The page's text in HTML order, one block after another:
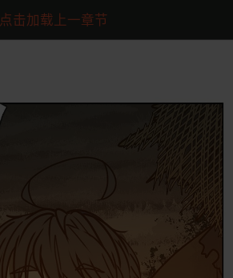
点击加载上一章节